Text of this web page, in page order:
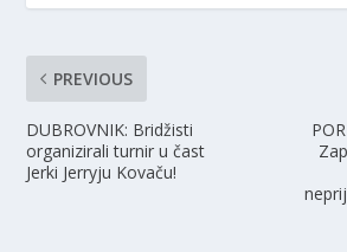
PREVIOUS
DUBROVNIK: Bridžisti
organizirali turnir u čast
Jerki Jerryju Kovaču!